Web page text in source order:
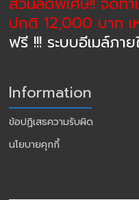
ปกติ 12,000 บาท
ฟรี !!! ระบบอีเมล์ภาย
Information
ข้อปฏิเสธความรับผิด
นโยบายคุกกี้